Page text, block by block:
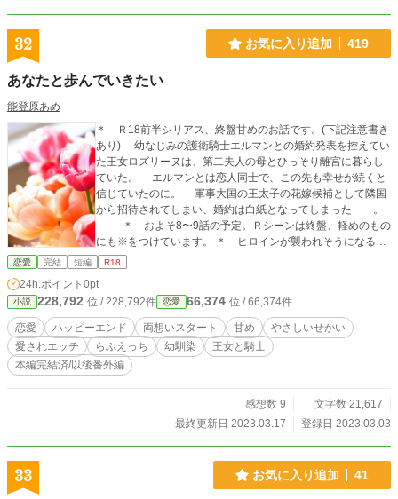
32 お気に入り追加 419
あなたと歩んでいきたい
能登原あめ
＊ Ｒ18前半シリアス、終盤甘めのお話です。(下記注意書き
あり) 幼なじみの護衛騎士エルマンとの婚約発表を控えてい
た王女ロズリーヌは、第二夫人の母とひっそり離宮に暮らし
ていた。 エルマンとは恋人同士で、この先も幸せが続くと
信じていたのに。 軍事大国の王太子の花嫁候補として隣国
から招待されてしまい、婚約は白紙となってしまった――。
にも※をつけています。 ＊ ヒロインが襲われそうになる描
写がありますので苦手な方はご注意を。 ＊ Canvaさまで作
恋愛 完結 短編 R18
24h.ポイント 0pt
小説 228,792 位 / 228,792件 恋愛 66,374 位 / 66,374件
恋愛 ハッピーエンド 両想いスタート 甘め
やさしいせかい
愛されエッチ
らぶえっち 幼馴染
王女と騎士
本編完結済/以後番外編
感想数 9
文字数 21,617
最終更新日 2023.03.17
登録日 2023.03.03
33 お気に入り追加 41